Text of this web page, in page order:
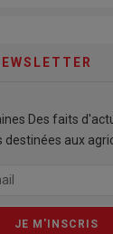
Des faits
aux